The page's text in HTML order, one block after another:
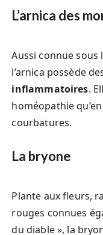
L’arnica des
Aussi connue sous
l’arnica possède
inflammatoires.
homéopathie
courbatures.
La bryone
Plante aux fleurs,
rouges connues
du diable », la